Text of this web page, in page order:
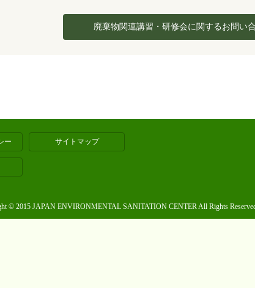
廃棄物関連講習・研修会に関するお問い
ー サイトマップ
© 2015 JAPAN ENVIRONMENTAL SANITATION CENTER All Rights